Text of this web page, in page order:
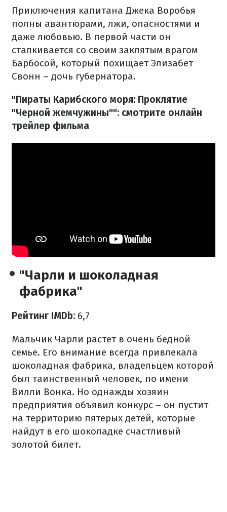
Приключения капитана Джека Воробья
полны авантюрами, лжи, опасностями и
даже любовью. В первой части он
сталкивается со своим заклятым врагом
Барбосой, который похищает Элизабет
Свонн – дочь губернатора.
"Пираты Карибского моря: Проклятие
"Черной жемчужины"": смотрите онлайн
трейлер фильма
"Чарли и шоколадная
фабрика"
Рейтинг IMDb: 6,7
Мальчик Чарли растет в очень бедной
семье. Его внимание всегда привлекала
шоколадная фабрика, владельцем которой
был таинственный человек, по имени
Вилли Вонка. Но однажды хозяин
предприятия объявил конкурс – он пустит
на территорию пятерых детей, которые
найдут в его шоколадке счастливый
золотой билет.